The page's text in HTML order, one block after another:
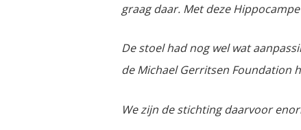
graag daar. Met deze
De stoel had nog wel wat
de Michael Gerritsen Foundation
We zijn de stichting daarvoor